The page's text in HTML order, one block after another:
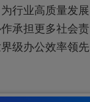
行业高质量发展
承担更多社会责
级办公效率领先